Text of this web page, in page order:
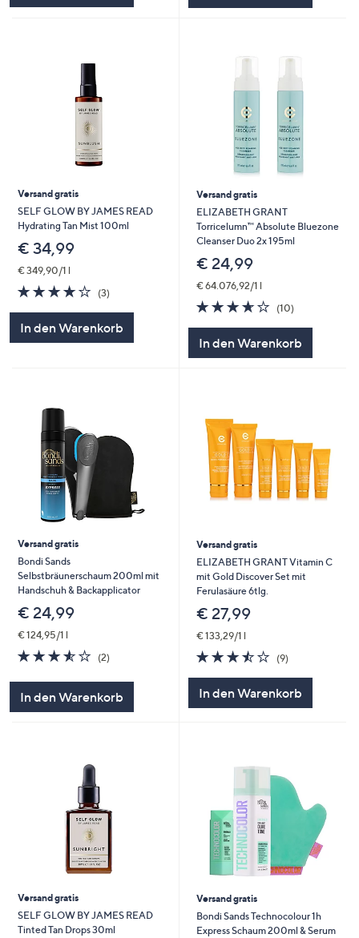
Versand gratis
SELF GLOW BY JAMES READ
Hydrating Tan Mist 100ml
€ 34,99
€ 349,90/1 l
3.7
von
(3)3
In den Warenkorb
Versand gratis
ELIZABETH GRANT
Torricelumn™ Absolute Bluezone
Cleanser Duo 2x 195ml
€ 24,99
€ 64.076,92/1 l
3.6
von
(10)10
In den Warenkorb
Versand gratis
Bondi Sands
Selbstbräunerschaum 200ml mit
Handschuh & Backapplicator
€ 24,99
€ 124,95/1 l
3.5
von
5
(2)2
In den Warenkorb
Versand gratis
ELIZABETH GRANT Vitamin C
mit Gold Discover Set mit
Ferulasäure 6tlg.
€ 27,99
€ 133,29/1 l
3.4
von
(9)9
In den Warenkorb
Versand gratis
SELF GLOW BY JAMES READ
Tinted Tan Drops 30ml
Versand gratis
Bondi Sands Technocolour 1h
Express Schaum 200ml & Serum